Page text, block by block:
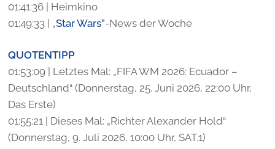
01:41:36 | Heimkino
01:49:33 | „Star Wars”-News der Woche
QUOTENTIPP
01:53:09 | Letztes Mal: „FIFA WM 2026: Ecuador –
Deutschland“ (Donnerstag, 25. Juni 2026, 22:00 Uhr,
Das Erste)
01:55:21 | Dieses Mal: „Richter Alexander Hold“
(Donnerstag, 9. Juli 2026, 10:00 Uhr, SAT.1)